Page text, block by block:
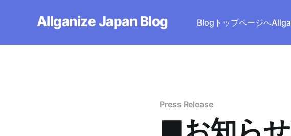
Allganize Japan Blog Blogトップページへ
Press Release